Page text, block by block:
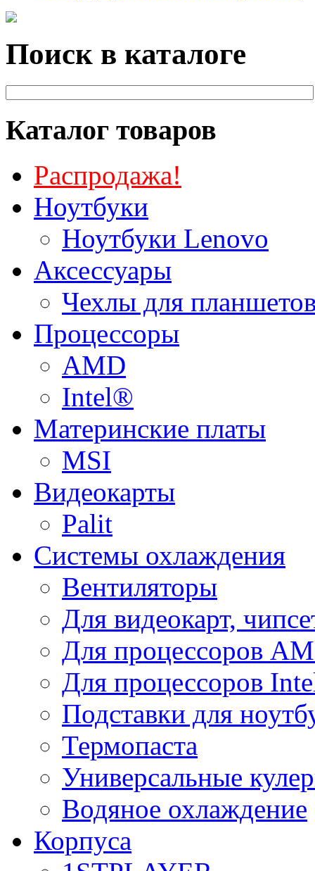
Поиск в каталоге
Каталог товаров
Распродажа!
Ноутбуки
Ноутбуки Lenovo
Аксессуары
Чехлы для
Процессоры
AMD
Intel®
Материнские платы
MSI
Видеокарты
Palit
Системы охлаждения
Вентиляторы
Для видеокарт,
Для процессоров
Для процессоров
Подставки для
Термопаста
Универсальные
Водяное охлаждение
Корпуса